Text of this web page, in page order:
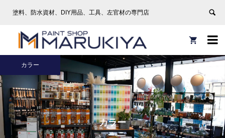
塗料、防水資材、DIY用品、工具、左官材の専門店


カラー
カラー